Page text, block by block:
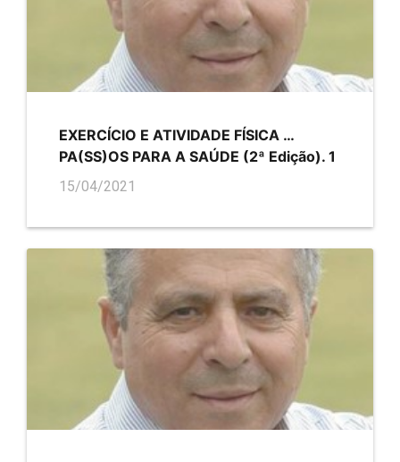
EXERCÍCIO E ATIVIDADE FÍSICA …
PA(SS)OS PARA A SAÚDE (2ª Edição). 1
15/04/2021